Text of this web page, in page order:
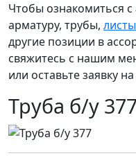
Чтобы ознакомиться
арматуру, трубы,
другие позиции в
свяжитесь с нашим
или оставьте заявку
Труба б/у 377